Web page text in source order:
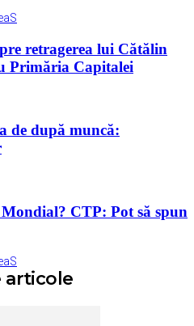
retragerea lui Cătălin
Primăria Capitalei
de după muncă:
CTP: Pot să spun
articole